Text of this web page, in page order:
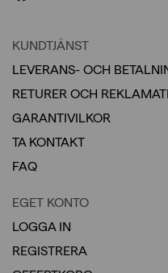
KUNDTJÄNST
LEVERANS- OCH
RETURER OCH
GARANTIVILKOR
TA KONTAKT
FAQ
EGET KONTO
LOGGA IN
REGISTRERA